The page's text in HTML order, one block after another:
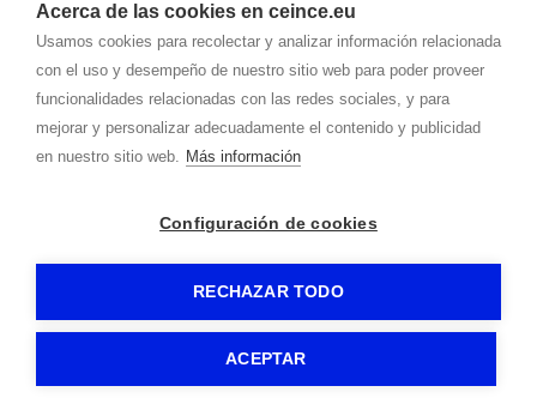
Acerca de las cookies en ceince.eu
Usamos cookies para recolectar y analizar información relacionada
con el uso y desempeño de nuestro sitio web para poder proveer
funcionalidades relacionadas con las redes sociales, y para
mejorar y personalizar adecuadamente el contenido y publicidad
en nuestro sitio web. Más información
Configuración de cookies
RECHAZAR TODO
ACEPTAR
Información de interés
Mi Querida Escuela
Catálogo CEINCE
Catálogo Bibliomanes
Blog CEINCE
CEINCE-Aviso legal-Política de privacidad-Política de cookies-
Gormática -